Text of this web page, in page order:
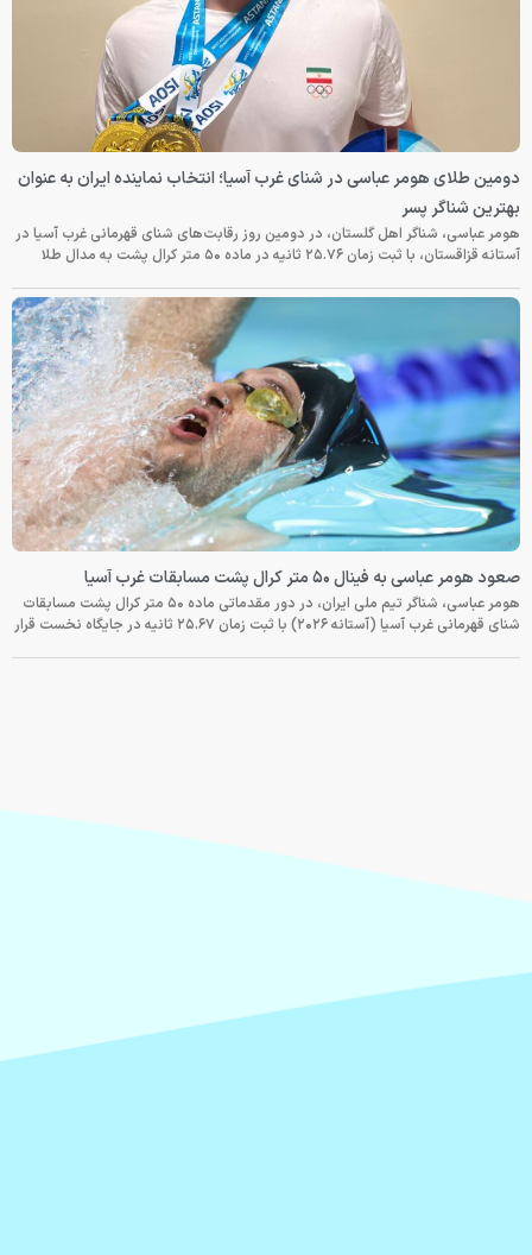
دومین طلای هومر عباسی در شنای غرب آسیا؛ انتخاب نماینده ایران به عنوان
بهترین شناگر پسر
هومر عباسی، شناگر اهل گلستان، در دومین روز رقابت‌های شنای قهرمانی غرب آسیا در
آستانه قزاقستان، با ثبت زمان ۲۵.۷۶ ثانیه در ماده ۵۰ متر کرال پشت به مدال طلا
صعود هومر عباسی به فینال ۵۰ متر کرال پشت مسابقات غرب آسیا
هومر عباسی، شناگر تیم ملی ایران، در دور مقدماتی ماده ۵۰ متر کرال پشت مسابقات
شنای قهرمانی غرب آسیا (آستانه ۲۰۲۶) با ثبت زمان ۲۵.۶۷ ثانیه در جایگاه نخست قرار